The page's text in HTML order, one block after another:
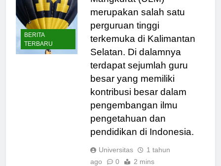
BERITA
TERBARU
Mangkurat (ULM)
merupakan salah satu
perguruan tinggi
terkemuka di Kalimantan
Selatan. Di dalamnya
terdapat sejumlah guru
besar yang memiliki
kontribusi besar dalam
pengembangan ilmu
pengetahuan dan
pendidikan di Indonesia.
Universitas
1 tahun